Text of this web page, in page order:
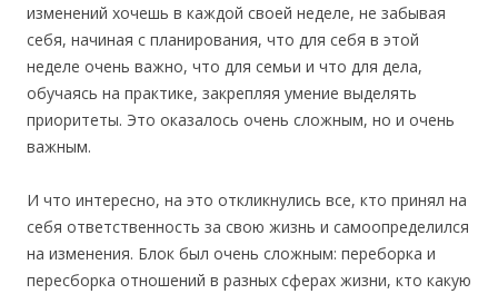
изменений хочешь в каждой своей неделе, не забывая
себя, начиная с планирования, что для себя в этой
неделе очень важно, что для семьи и что для дела,
обучаясь на практике, закрепляя умение выделять
приоритеты. Это оказалось очень сложным, но и очень
важным.
И что интересно, на это откликнулись все, кто принял на
себя ответственность за свою жизнь и самоопределился
на изменения. Блок был очень сложным: переборка и
пересборка отношений в разных сферах жизни, кто какую